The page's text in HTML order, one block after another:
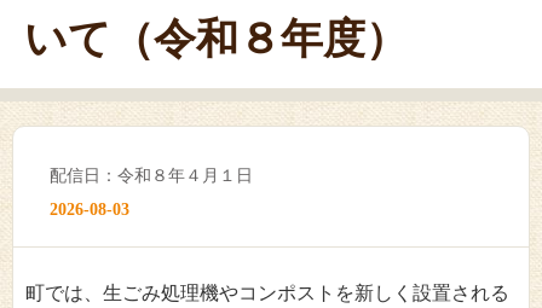
サイトマップ リンク集
いて（令和８年度）
配信日：令和８年４月１日
2026-08-03
町では、生ごみ処理機やコンポストを新しく設置される